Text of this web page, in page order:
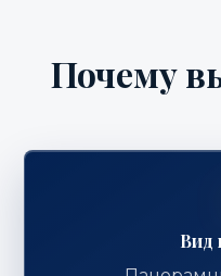
Почему
Вид